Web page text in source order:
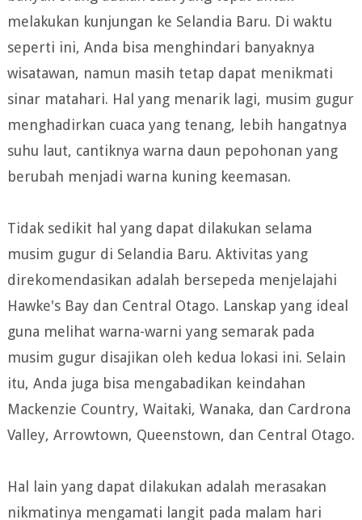
melakukan kunjungan ke Selandia Baru. Di waktu
seperti ini, Anda bisa menghindari banyaknya
wisatawan, namun masih tetap dapat menikmati
sinar matahari. Hal yang menarik lagi, musim gugur
menghadirkan cuaca yang tenang, lebih hangatnya
suhu laut, cantiknya warna daun pepohonan yang
berubah menjadi warna kuning keemasan.
Tidak sedikit hal yang dapat dilakukan selama
musim gugur di Selandia Baru. Aktivitas yang
direkomendasikan adalah bersepeda menjelajahi
Hawke's Bay dan Central Otago. Lanskap yang ideal
guna melihat warna-warni yang semarak pada
musim gugur disajikan oleh kedua lokasi ini. Selain
itu, Anda juga bisa mengabadikan keindahan
Mackenzie Country, Waitaki, Wanaka, dan Cardrona
Valley, Arrowtown, Queenstown, dan Central Otago.
Hal lain yang dapat dilakukan adalah merasakan
nikmatinya mengamati langit pada malam hari